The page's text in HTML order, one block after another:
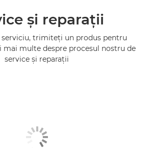
şi reparaţii
trimiteţi un produs pentru
mai multe despre procesul nostru de
service şi reparaţii